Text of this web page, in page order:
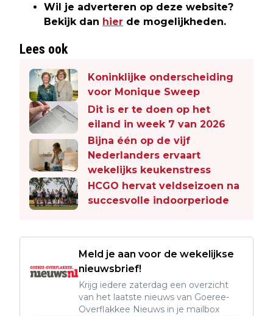
Wil je adverteren op deze website?
Bekijk dan hier de mogelijkheden.
Lees ook
Koninklijke onderscheiding
voor Monique Sweep
Dit is er te doen op het
eiland in week 7 van 2026
Bijna één op de vijf
Nederlanders ervaart
wekelijks keukenstress
HCGO hervat veldseizoen na
succesvolle indoorperiode
Meld je aan voor de wekelijkse
nieuwsbrief!
Krijg iedere zaterdag een overzicht
van het laatste nieuws van Goeree-
Overflakkee Nieuws in je mailbox